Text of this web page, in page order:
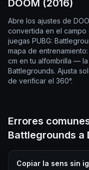
DOOM (2016)
Abre los ajustes de
convertida en el campo
juegas PUBG:
mapa de
cm en tu alfombrilla — la
Battlegrounds. Ajusta
de verificar el 360°.
Errores
Battlegrounds a
Copiar la sens sin